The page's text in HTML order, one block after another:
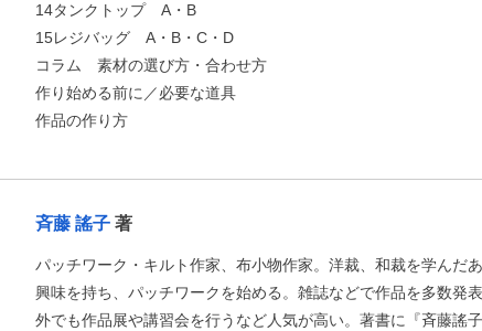
14タンクトップ A・B
15レジバッグ A・B・C・D
コラム 素材の選び方・合わせ方
作り始める前に／必要な道具
作品の作り方
斉藤 謠子著
パッチワーク・キルト作家、布小物作家。洋裁、和裁を学んだ
興味を持ち、パッチワークを始める。雑誌などで作品を多数発
外でも作品展や講習会を行うなど人気が高い。著書に『斉藤謠